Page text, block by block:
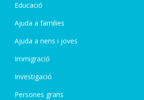
Educació
Ajuda a families
Ajuda a nens i joves
Immigració
Investigació
Persones grans